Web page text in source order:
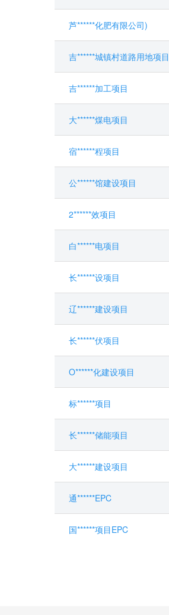
芦******化肥有限公司)
吉******城镇村道路用地项目
吉******加工项目
大******煤电项目
宿******程项目
公******馆建设项目
2******效项目
白******电项目
长******设项目
辽******建设项目
长******伏项目
O******化建设项目
标******项目
长******储能项目
大******建设项目
通******EPC
国******项目EPC